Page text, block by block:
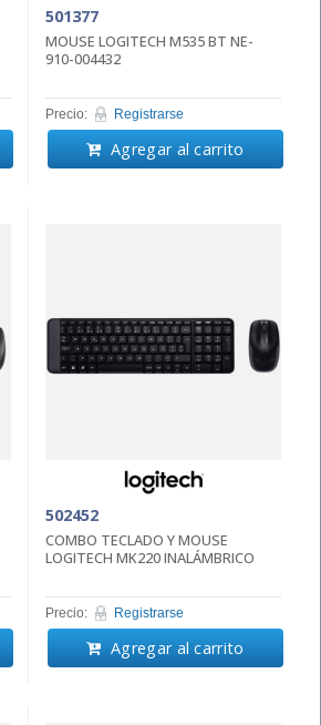
501377
MOUSE LOGITECH M535 BT NE-
910-004432
Precio: Registrarse
Agregar al carrito
502452
COMBO TECLADO Y MOUSE
LOGITECH MK220 INALÁMBRICO
Precio: Registrarse
Agregar al carrito